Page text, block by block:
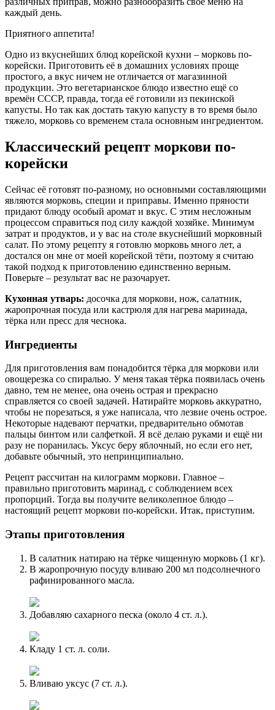
каждый день.
Приятного аппетита!
Одно из вкуснейших блюд корейской кухни – морковь по-
корейски. Приготовить её в домашних условиях проще
простого, а вкус ничем не отличается от магазинной
продукции. Это вегетарианское блюдо известно ещё со
времён СССР, правда, тогда её готовили из пекинской
капусты. Но так как достать такую капусту в то время было
тяжело, морковь со временем стала основным ингредиентом.
Классический рецепт моркови по-
корейски
Сейчас её готовят по-разному, но основными составляющими
являются морковь, специи и приправы. Именно пряности
придают блюду особый аромат и вкус. С этим несложным
процессом справиться под силу каждой хозяйке. Минимум
затрат и продуктов, и у вас на столе вкуснейший морковный
салат. По этому рецепту я готовлю морковь много лет, а
достался он мне от моей корейской тёти, поэтому я считаю
такой подход к приготовлению единственно верным.
Поверьте – результат вас не разочарует.
Кухонная утварь: досочка для моркови, нож, салатник,
жаропрочная посуда или кастрюля для нагрева маринада,
тёрка или пресс для чеснока.
Ингредиенты
Для приготовления вам понадобится тёрка для моркови или
овощерезка со спиралью. У меня такая тёрка появилась очень
давно, тем не менее, она очень острая и прекрасно
справляется со своей задачей. Натирайте морковь аккуратно,
чтобы не порезаться, я уже написала, что лезвие очень острое.
Некоторые надевают перчатки, предварительно обмотав
пальцы бинтом или салфеткой. Я всё делаю руками и ещё ни
разу не поранилась. Уксус беру яблочный, но если его нет,
добавьте обычный, это непринципиально.
Рецепт рассчитан на килограмм моркови. Главное –
правильно приготовить маринад, с соблюдением всех
пропорций. Тогда вы получите великолепное блюдо –
настоящий рецепт моркови по-корейски. Итак, приступим.
Этапы приготовления
В салатник натираю на тёрке чищенную морковь (1 кг).
В жаропрочную посуду вливаю 200 мл подсолнечного
рафинированного масла.
Добавляю сахарного песка (около 4 ст. л.).
Кладу 1 ст. л. соли.
Вливаю уксус (7 ст. л.).